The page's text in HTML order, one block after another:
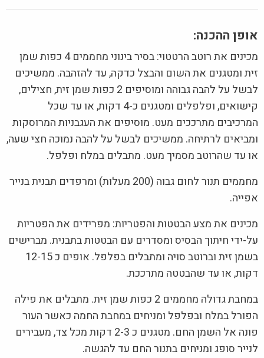
אופן ההכנה:
מכינים את רוטב הרטטוי: בסיר בינוני מחממים 4 כפות שמן
זית ומטגנים את השום והבצל כדקה, עד להזהבה. ממשיכים
לבשל על להבה גבוהה ומוסיפים 2 כפות שמן זית, חצילים,
קישואים, ופלפלים ומטגנים כ-4 דקות, או עד שכל
המרכיבים מתרככים מעט. מוסיפים את העגבניות המרוסקות
ומביאים לרתיחה. ממשיכים לבשל על להבה נמוכה חצי שעה,
או עד שהרוטב מסמיך מעט. מתבלים במלח ופלפל.
מחממים תנור לחום גבוה (200 מעלות) ומרפדים תבנית בנייר
אפייה.
מכינים את מצע הבטטות והפטריות: מפרידים את הפטריות
על-ידי חיתוך הבסיס ומסדרים עם הבטטות בתבנית. מברישים
בשמן זית וברוטב סויה ומתבלים בפלפל. אופים כ 12-15
דקות, או עד שהבטטה מתרככת.
במחבת גדולה מחממים 2 כפות שמן זית. מתבלים את פילה
הפורל במלח ובפלפל ומניחים במחבת החמה כאשר העור
פונה אל השמן החם. מטגנים כ 2-3 דקות מכל צד, מעבירים
לנייר סופג ומניחים בתנור החם עד להגשה.